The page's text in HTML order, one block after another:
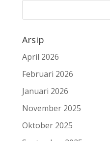
Arsip
April 2026
Februari 2026
Januari 2026
November 2025
Oktober 2025